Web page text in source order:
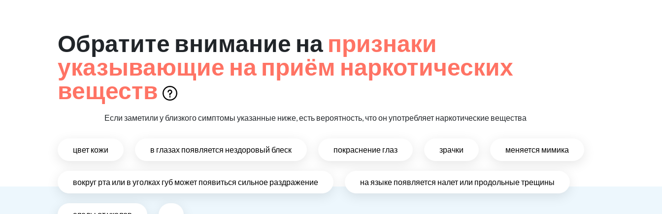
Обратите внимание на признаки
указывающие на приём наркотических
веществ
Если заметили у близкого симптомы указанные ниже, есть вероятность, что он употребляет наркотические вещества
цвет кожи в глазах появляется нездоровый блеск покраснение глаз зрачки меняется мимика
вокруг рта или в уголках губ может появиться сильное раздражение на языке появляется налет или продольные трещины